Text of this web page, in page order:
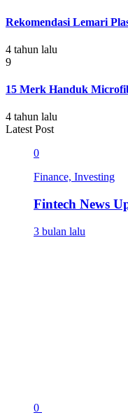
Rekomendasi Lemari
4 tahun lalu
9
15 Merk Handuk
4 tahun lalu
Latest Post
0
Finance, Investing
Fintech News
3 bulan lalu
0